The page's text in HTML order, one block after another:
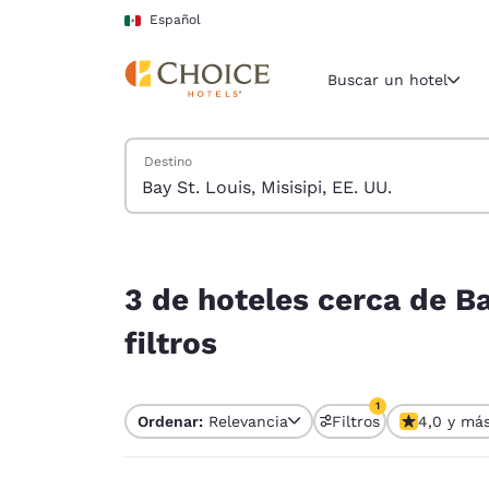
Pasar A Contenido Principal
Español
Región y
México
América
América
Português
Buscar un hotel
Buscar hoteles
Destino
3 de hoteles cerca de
filtros
Ordenar: Relevancia Filtros
1
1 filtro
4,0 y